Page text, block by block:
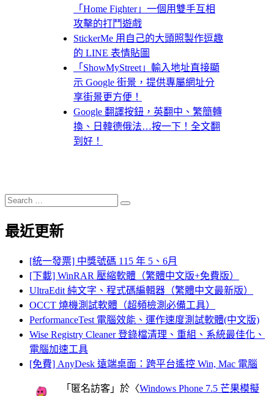
「Home Fighter」一個用雙手互相
攻擊的打鬥遊戲
StickerMe 用自己的大頭照製作逗趣
的 LINE 表情貼圖
「ShowMyStreet」輸入地址直接顯
示 Google 街景，提供專屬網址分
享街景更方便！
Google 翻譯按鈕，英翻中、繁簡轉
換、日韓德俄法…按一下！全文翻
到好！
Search
for:
Search
最近更新
[統一發票] 中獎號碼 115 年 5、6月
[下載] WinRAR 壓縮軟體（繁體中文版+免費版）
UltraEdit 純文字、程式碼編輯器（繁體中文最新版）
OCCT 燒機測試軟體（超頻檢測必備工具）
PerformanceTest 電腦效能、運作速度測試軟體(中文版)
Wise Registry Cleaner 登錄檔清理、重組、系統最佳化、
電腦加速工具
[免費] AnyDesk 遠端桌面：跨平台遙控 Win, Mac 電腦
「 匿名訪客 」於〈Windows Phone 7.5 芒果模擬